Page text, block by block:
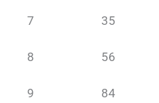
7 35
8 56
9 84